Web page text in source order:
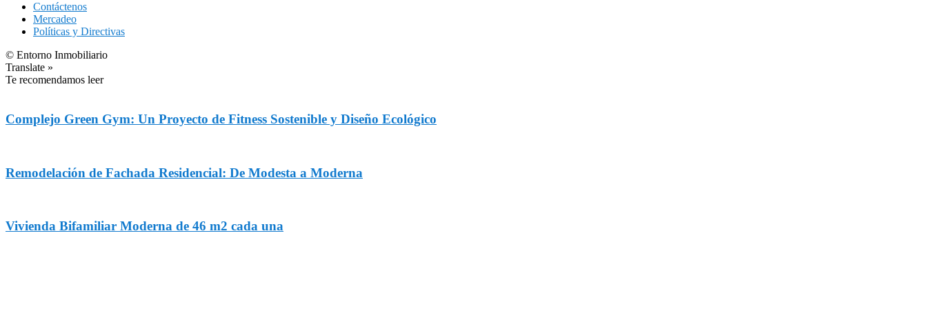
Contáctenos
Mercadeo
Políticas y Directivas
© Entorno Inmobiliario
Translate »
Te recomendamos leer
Complejo Green Gym: Un Proyecto de Fitness Sostenible y Diseño Ecológico
Remodelación de Fachada Residencial: De Modesta a Moderna
Vivienda Bifamiliar Moderna de 46 m2 cada una